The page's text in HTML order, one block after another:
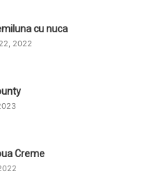
cu nuca
2022
Creme